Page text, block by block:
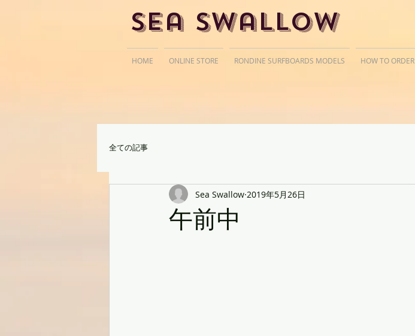
Sea Swallow
全ての記事
午前中
Sea Swallow 2019年5月26日
HOME ONLINE STORE RONDINE SURFBOARDS MODELS HOW TO ORDER